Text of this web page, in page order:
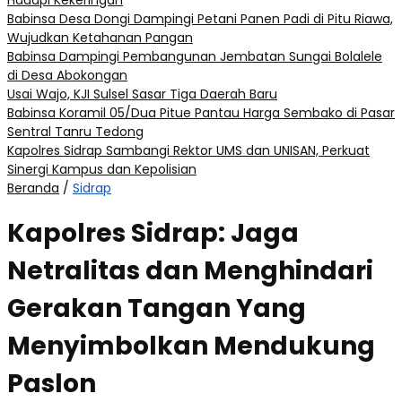
Babinsa Desa Dongi Dampingi Petani Panen Padi di Pitu Riawa,
Wujudkan Ketahanan Pangan
Babinsa Dampingi Pembangunan Jembatan Sungai Bolalele
di Desa Abokongan
Usai Wajo, KJI Sulsel Sasar Tiga Daerah Baru
Babinsa Koramil 05/Dua Pitue Pantau Harga Sembako di Pasar
Sentral Tanru Tedong
Kapolres Sidrap Sambangi Rektor UMS dan UNISAN, Perkuat
Sinergi Kampus dan Kepolisian
Beranda / Sidrap
Kapolres Sidrap: Jaga
Netralitas dan Menghindari
Gerakan Tangan Yang
Menyimbolkan Mendukung
Paslon